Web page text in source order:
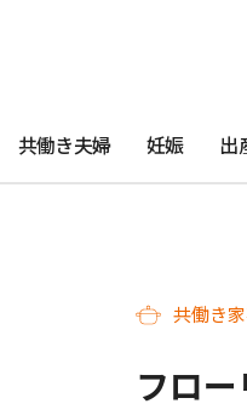
共働き夫婦 妊娠 出
共働き
フロ